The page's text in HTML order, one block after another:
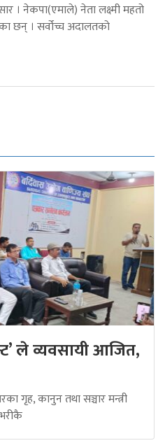
। नेकपा(एमाले) नेता लक्ष्मी महतो
छन् । सर्वोच्च अदालतको
ले व्यवसायी आजित,
गृह, कानुन तथा सञ्चार मन्त्री